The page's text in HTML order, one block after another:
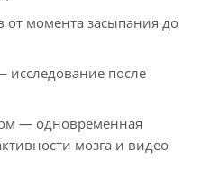
от момента засыпания до
исследование после
— одновременная
мозга и видео